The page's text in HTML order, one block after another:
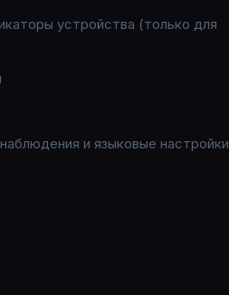
устройства (только для
и языковые настройки